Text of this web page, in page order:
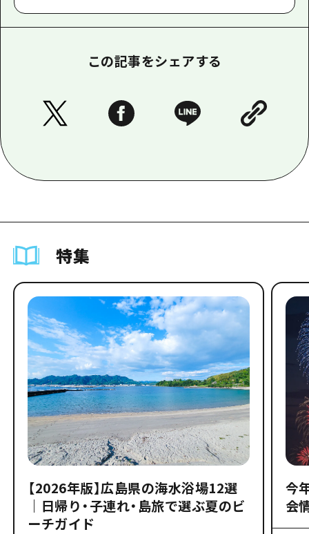
この記事をシェアする
特集
【2026年版】広島県の海水浴場12選
｜日帰り・子連れ・島旅で選ぶ夏のビ
ーチガイド
今
会